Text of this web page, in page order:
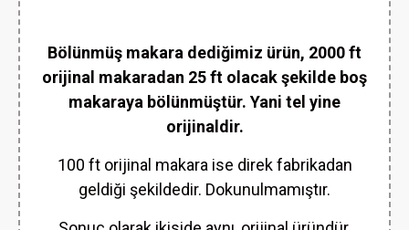
Bölünmüş makara dediğimiz ürün, 2000 ft
orijinal makaradan 25 ft olacak şekilde boş
makaraya bölünmüştür. Yani tel yine
orijinaldir.
100 ft orijinal makara ise direk fabrikadan
geldiği şekildedir. Dokunulmamıştır.